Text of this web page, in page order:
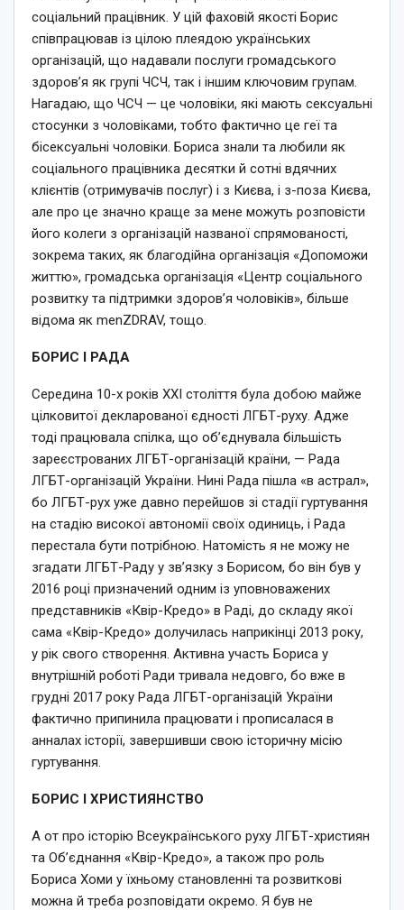
соціальний працівник. У цій фаховій якості Борис
співпрацював із цілою плеядою українських
організацій, що надавали послуги громадського
здоров’я як групі ЧСЧ, так і іншим ключовим групам.
Нагадаю, що ЧСЧ — це чоловіки, які мають сексуальні
стосунки з чоловіками, тобто фактично це геї та
бісексуальні чоловіки. Бориса знали та любили як
соціального працівника десятки й сотні вдячних
клієнтів (отримувачів послуг) і з Києва, і з-поза Києва,
але про це значно краще за мене можуть розповісти
його колеги з організацій названої спрямованості,
зокрема таких, як благодійна організація «Допоможи
життю», громадська організація «Центр соціального
розвитку та підтримки здоров’я чоловіків», більше
відома як menZDRAV, тощо.
БОРИС І РАДА
Середина 10-х років XXI століття була добою майже
цілковитої декларованої єдності ЛГБТ-руху. Адже
тоді працювала спілка, що об’єднувала більшість
зареєстрованих ЛГБТ-організацій країни, — Рада
ЛГБТ-організацій України. Нині Рада пішла «в астрал»,
бо ЛГБТ-рух уже давно перейшов зі стадії гуртування
на стадію високої автономії своїх одиниць, і Рада
перестала бути потрібною. Натомість я не можу не
згадати ЛГБТ-Раду у зв’язку з Борисом, бо він був у
2016 році призначений одним із уповноважених
представників «Квір-Кредо» в Раді, до складу якої
сама «Квір-Кредо» долучилась наприкінці 2013 року,
у рік свого створення. Активна участь Бориса у
внутрішній роботі Ради тривала недовго, бо вже в
грудні 2017 року Рада ЛГБТ-організацій України
фактично припинила працювати і прописалася в
анналах історії, завершивши свою історичну місію
гуртування.
БОРИС І ХРИСТИЯНСТВО
А от про історію Всеукраїнського руху ЛГБТ-християн
та Об’єднання «Квір-Кредо», а також про роль
Бориса Хоми у їхньому становленні та розвиткові
можна й треба розповідати окремо. Я був не